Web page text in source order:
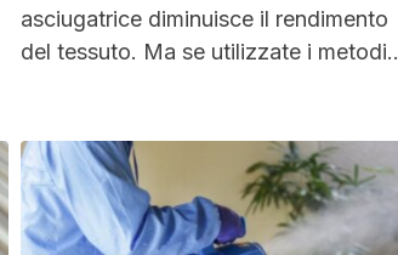
asciugatrice diminuisce il rendimento
del tessuto. Ma se utilizzate i metodi